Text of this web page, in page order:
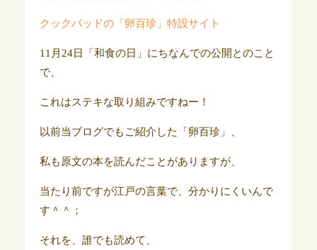
クックパッドの「卵百珍」特設サイト
11月24日「和食の日」にちなんでの公開とのこと
で、
これはステキな取り組みですねー！
以前当ブログでもご紹介した「卵百珍」、
私も原文の本を読んだことがありますが、
当たり前ですが江戸の言葉で、分かりにくいんで
す＾＾；
それを、誰でも読めて、